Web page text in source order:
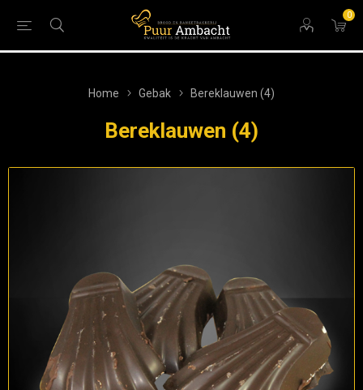
0
Home Gebak Bereklauwen (4)
Bereklauwen (4)